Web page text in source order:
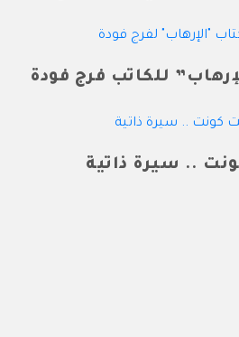
للكاتب فرج فودة
.. سيرة ذاتية